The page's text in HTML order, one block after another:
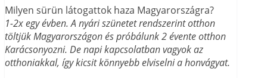
Milyen sürün látogattok haza Magyarországra?
1-2x egy évben. A nyári szünetet rendszerint otthon
töltjük Magyarországon és próbálunk 2 évente otthon
Karácsonyozni. De napi kapcsolatban vagyok az
otthoniakkal, így kicsit könnyebb elviselni a honvágyat.